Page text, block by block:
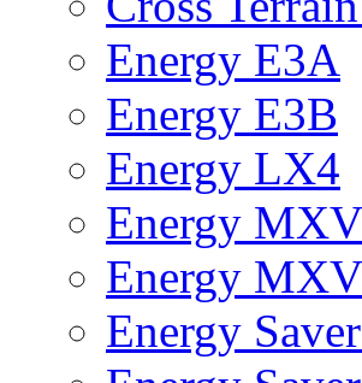
Energy E3A
Energy E3B
Energy LX4
Energy
Energy
Energy